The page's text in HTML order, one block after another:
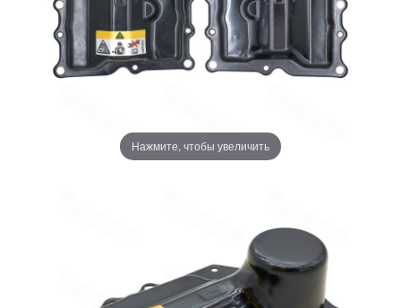
Нажмите, чтобы увеличить